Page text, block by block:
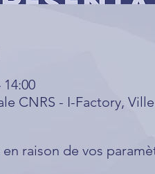
14:00
CNRS - I-Factory,
raison de vos